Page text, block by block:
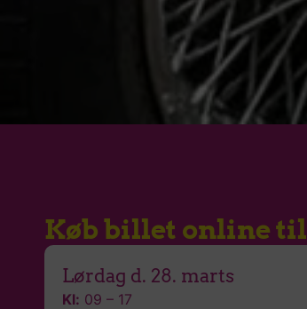
Køb billet online
Lørdag d. 28. marts
Kl: 09 – 17